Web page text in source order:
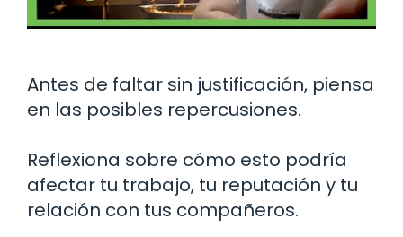
Antes de faltar sin justificación, piensa
en las posibles repercusiones.
Reflexiona sobre cómo esto podría
afectar tu trabajo, tu reputación y tu
relación con tus compañeros.